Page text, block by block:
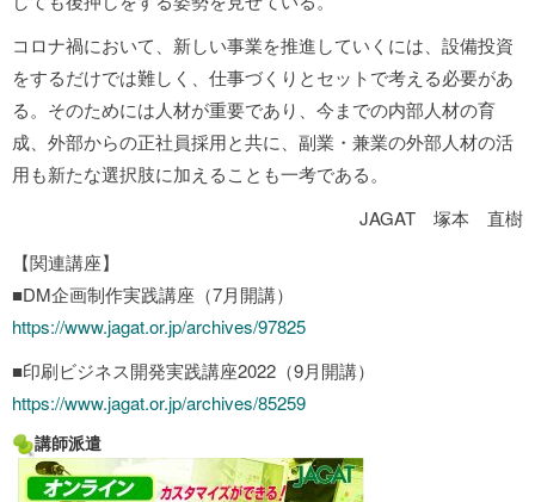
コロナ禍において、新しい事業を推進していくには、設備投資
をするだけでは難しく、仕事づくりとセットで考える必要があ
る。そのためには人材が重要であり、今までの内部人材の育
成、外部からの正社員採用と共に、副業・兼業の外部人材の活
用も新たな選択肢に加えることも一考である。
JAGAT 塚本 直樹
【関連講座】
■DM企画制作実践講座（7月開講）
https://www.jagat.or.jp/archives/97825
■印刷ビジネス開発実践講座2022（9月開講）
https://www.jagat.or.jp/archives/85259
講師派遣